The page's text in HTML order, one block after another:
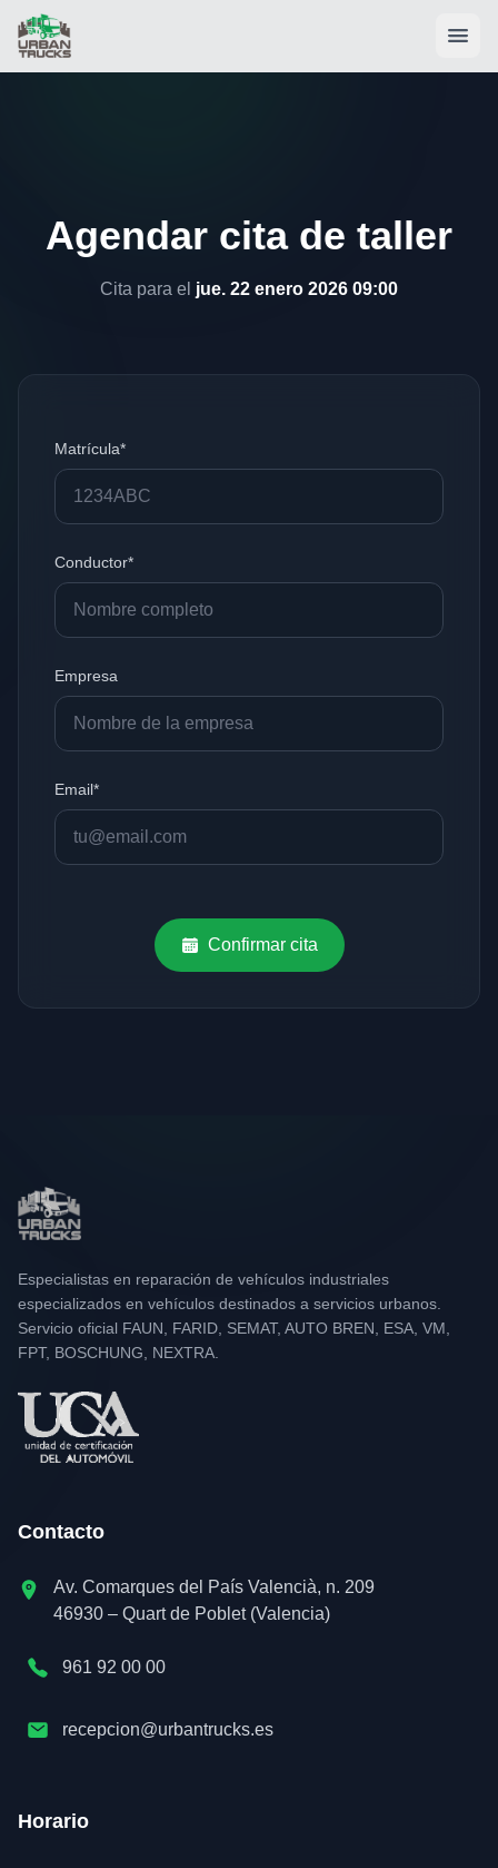
Agendar cita de taller
Cita para el jue. 22 enero 2026 09:00
Matrícula*
Conductor*
Empresa
Email*
Confirmar cita
Especialistas en reparación de vehículos industriales
especializados en vehículos destinados a servicios urbanos.
Servicio oficial FAUN, FARID, SEMAT, AUTO BREN, ESA, VM,
FPT, BOSCHUNG, NEXTRA.
Contacto
Av. Comarques del País Valencià, n. 209
46930 – Quart de Poblet (Valencia)
961 92 00 00
recepcion@urbantrucks.es
Horario